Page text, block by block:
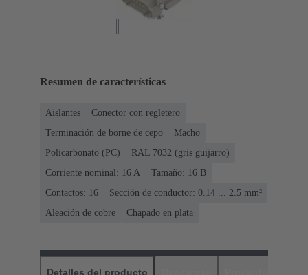
Resumen de características
Aislantes
Conector con regletero
Terminación de borne de cepo
Macho
Policarbonato (PC)
RAL 7032 (gris guijarro)
Corriente nominal: ‌16 A
Tamaño: 16 B
Contactos: 16
Sección de conductor: 0.14 ... 2.5 mm²
Aleación de cobre
Chapado en plata
Detalles del producto